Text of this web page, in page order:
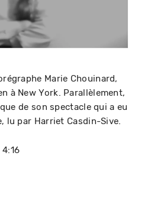
Marie Chouinard,
à New York. Parallèlement,
de son spectacle qui a eu
lu par Harriet Casdin-Sive.
4:16